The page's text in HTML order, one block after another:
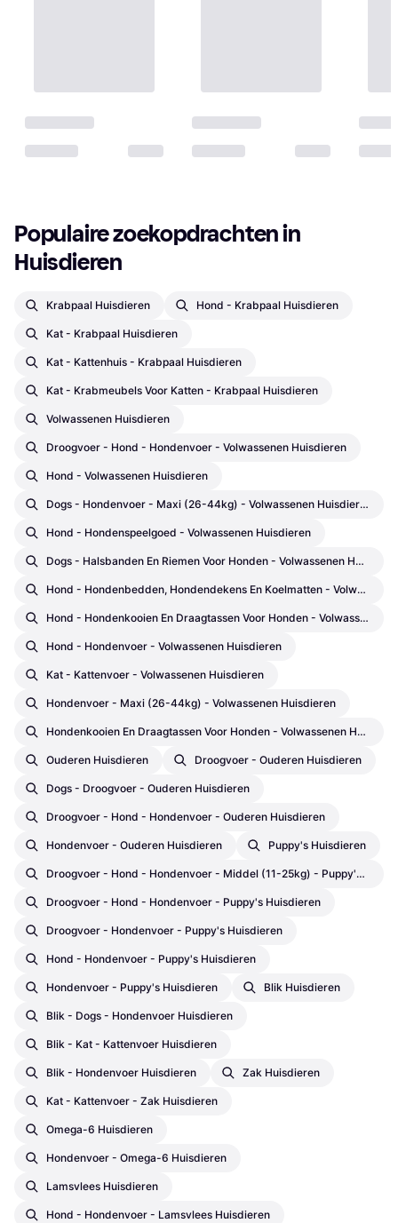
Populaire zoekopdrachten in
Huisdieren
Krabpaal Huisdieren Hond - Krabpaal Huisdieren
Kat - Krabpaal Huisdieren
Kat - Kattenhuis - Krabpaal Huisdieren
Kat - Krabmeubels Voor Katten - Krabpaal Huisdieren
Volwassenen Huisdieren
Droogvoer - Hond - Hondenvoer - Volwassenen Huisdieren
Hond - Volwassenen Huisdieren
Dogs - Hondenvoer - Maxi (26-44kg) - Volwassenen Huisdieren
Hond - Hondenspeelgoed - Volwassenen Huisdieren
Dogs - Halsbanden En Riemen Voor Honden - Volwassenen Huisdieren
Hond - Hondenbedden, Hondendekens En Koelmatten - Volwassenen Huisdieren
Hond - Hondenkooien En Draagtassen Voor Honden - Volwassenen Huisdieren
Hond - Hondenvoer - Volwassenen Huisdieren
Kat - Kattenvoer - Volwassenen Huisdieren
Hondenvoer - Maxi (26-44kg) - Volwassenen Huisdieren
Hondenkooien En Draagtassen Voor Honden - Volwassenen Huisdieren
Ouderen Huisdieren Droogvoer - Ouderen Huisdieren
Dogs - Droogvoer - Ouderen Huisdieren
Droogvoer - Hond - Hondenvoer - Ouderen Huisdieren
Hondenvoer - Ouderen Huisdieren Puppy's Huisdieren
Droogvoer - Hond - Hondenvoer - Middel (11-25kg) - Puppy's Huisdieren
Droogvoer - Hond - Hondenvoer - Puppy's Huisdieren
Droogvoer - Hondenvoer - Puppy's Huisdieren
Hond - Hondenvoer - Puppy's Huisdieren
Hondenvoer - Puppy's Huisdieren Blik Huisdieren
Blik - Dogs - Hondenvoer Huisdieren
Blik - Kat - Kattenvoer Huisdieren
Blik - Hondenvoer Huisdieren Zak Huisdieren
Kat - Kattenvoer - Zak Huisdieren
Omega-6 Huisdieren
Hondenvoer - Omega-6 Huisdieren
Lamsvlees Huisdieren
Hond - Hondenvoer - Lamsvlees Huisdieren